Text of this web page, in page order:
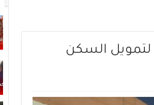
سنتيم لتمويل السكن